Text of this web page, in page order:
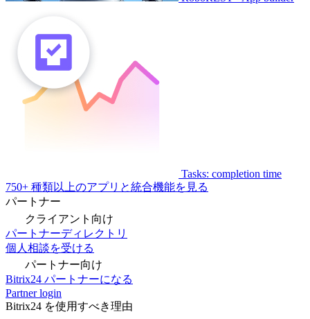
Tasks: completion time
750+ 種類以上のアプリと統合機能を見る
パートナー
クライアント向け
パートナーディレクトリ
個人相談を受ける
パートナー向け
Bitrix24 パートナーになる
Partner login
Bitrix24 を使用すべき理由